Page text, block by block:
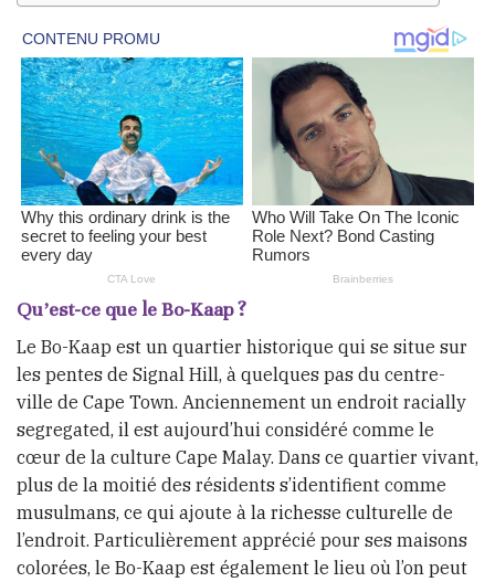
Qu’est-ce que le Bo-Kaap ?
Le Bo-Kaap est un quartier historique qui se situe sur
les pentes de Signal Hill, à quelques pas du centre-
ville de Cape Town. Anciennement un endroit racially
segregated, il est aujourd’hui considéré comme le
cœur de la culture Cape Malay. Dans ce quartier vivant,
plus de la moitié des résidents s’identifient comme
musulmans, ce qui ajoute à la richesse culturelle de
l’endroit. Particulièrement apprécié pour ses maisons
colorées, le Bo-Kaap est également le lieu où l’on peut